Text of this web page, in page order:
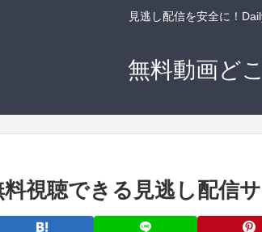
見逃し配信を安全に！
無料動画ど
視聴できる見逃し配信サ